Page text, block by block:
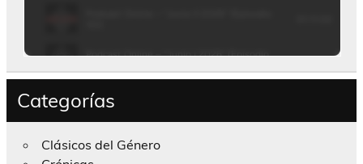
Categorías
Clásicos del Género